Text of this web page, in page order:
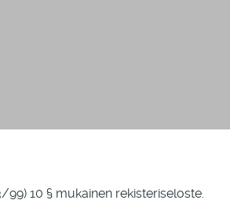
99) 10 § mukainen rekisteriseloste.